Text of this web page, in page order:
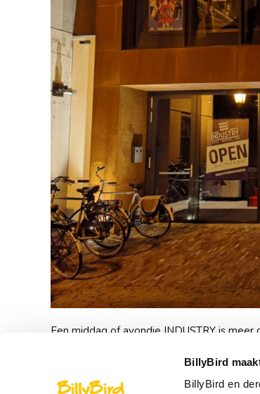
BillyBird
BillyBird en
Een middag of avondje INDUSTRY is
medewerkers brengen het snel en
kunt ontsnappen uit het dagelijkse leven.